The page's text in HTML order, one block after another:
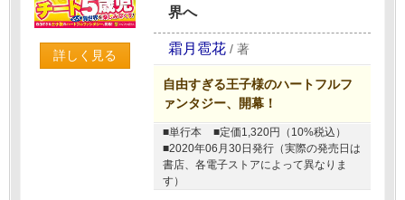
詳しく見る
界へ
霜月雹花 / 著
自由すぎる王子様のハートフルフ
ァンタジー、開幕！
■単行本
■定価1,320円（10%税込）
■2020年06月30日発行（実際の発売日は
書店、各電子ストアによって異なりま
す）